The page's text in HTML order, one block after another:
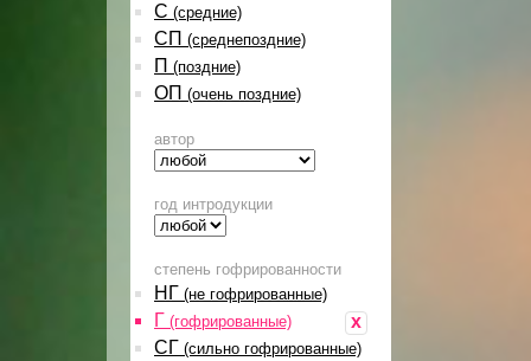
С (средние)
СП (среднепоздние)
П (поздние)
ОП (очень поздние)
автор
год интродукции
степень гофрированности
НГ (не гофрированные)
x
Г (гофрированные)
СГ (сильно гофрированные)